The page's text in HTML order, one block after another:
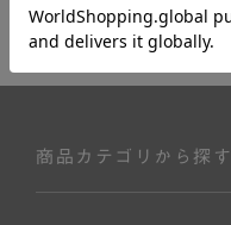
商品カテゴリから探す